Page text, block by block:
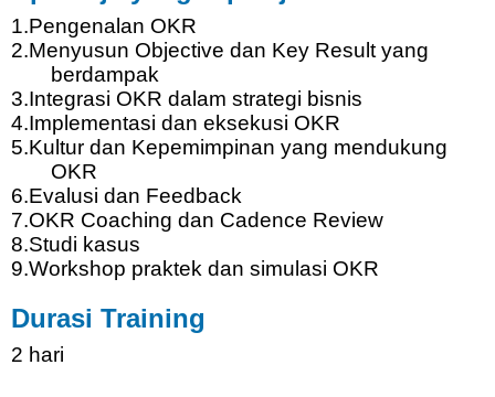
1.Pengenalan OKR
2.Menyusun Objective dan Key Result yang
berdampak
3.Integrasi OKR dalam strategi bisnis
4.Implementasi dan eksekusi OKR
5.Kultur dan Kepemimpinan yang mendukung
OKR
6.Evalusi dan Feedback
7.OKR Coaching dan Cadence Review
8.Studi kasus
9.Workshop praktekdan simulasi OKR
Durasi Training
2 hari